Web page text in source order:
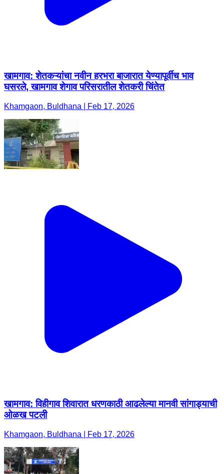
खामगाव: शेतकऱ्यांचा नवीन हरभरा बाजारात येण्यापूर्वीच भाव
घसरले, खामगाव शेगाव परिसरातील शेतकरी चिंतेत
Khamgaon, Buldhana | Feb 17, 2026
खामगाव: विहीगाव शिवारात धरणकाठी आढलेल्या मानवी सांगाड्याची
ओळख पटली
Khamgaon, Buldhana | Feb 17, 2026